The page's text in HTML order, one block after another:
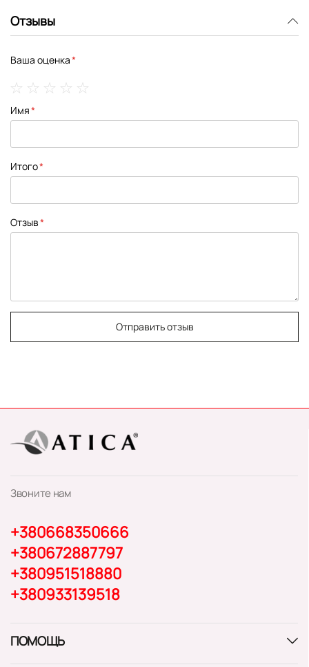
Отзывы
Ваша оценка
star
stars
stars
stars
stars
Имя
Итого
Отзыв
Отправить отзыв
Звоните нам
+380668350666
+380672887797
+380951518880
+380933139518
ПОМОЩЬ